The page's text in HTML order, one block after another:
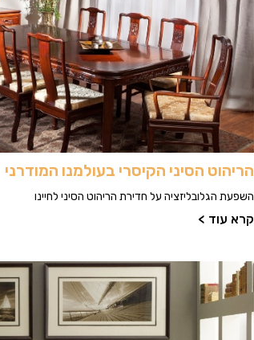
הריהוט הסיני הקיסרי בעולמנו המודרני
השפעת הגלובליזציה על חדירת הריהוט הסיני לחיינו
קרא עוד >